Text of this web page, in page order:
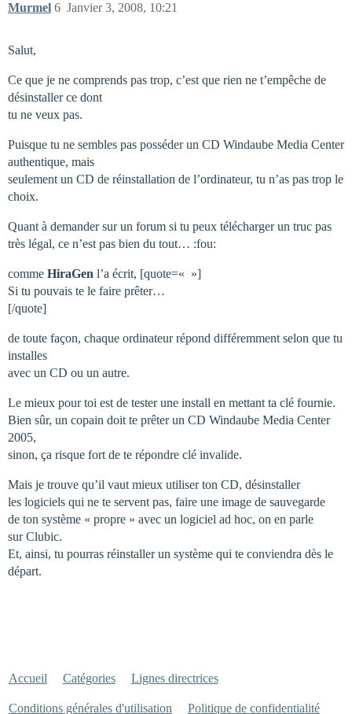
Murmel Janvier 3, 2008, 10:21
6
Salut,
Ce que je ne comprends pas trop, c’est que rien ne t’empêche de
désinstaller ce dont
tu ne veux pas.
Puisque tu ne sembles pas posséder un CD Windaube Media Center
authentique, mais
seulement un CD de réinstallation de l’ordinateur, tu n’as pas trop le
choix.
Quant à demander sur un forum si tu peux télécharger un truc pas
très légal, ce n’est pas bien du tout… :fou:
comme HiraGen l’a écrit, [quote=« »]
Si tu pouvais te le faire prêter…
[/quote]
de toute façon, chaque ordinateur répond différemment selon que tu
installes
avec un CD ou un autre.
Le mieux pour toi est de tester une install en mettant ta clé fournie.
Bien sûr, un copain doit te prêter un CD Windaube Media Center
2005,
sinon, ça risque fort de te répondre clé invalide.
Mais je trouve qu’il vaut mieux utiliser ton CD, désinstaller
les logiciels qui ne te servent pas, faire une image de sauvegarde
de ton système « propre » avec un logiciel ad hoc, on en parle
sur Clubic.
Et, ainsi, tu pourras réinstaller un système qui te conviendra dès le
départ.
Accueil Catégories Lignes directrices
Conditions générales d'utilisation Politique de confidentialité